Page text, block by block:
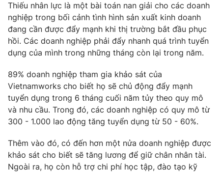
Thiếu nhân lực là một bài toán nan giải cho các doanh
nghiệp trong bối cảnh tình hình sản xuất kinh doanh
đang cần được đẩy mạnh khi thị trường bắt đầu phục
hồi. Các doanh nghiệp phải đẩy nhanh quá trình tuyển
dụng của mình trong những tháng còn lại trong năm.
89% doanh nghiệp tham gia khảo sát của
Vietnamworks cho biết họ sẽ chủ động đẩy mạnh
tuyển dụng trong 6 tháng cuối năm tủy theo quy mô
và nhu cầu. Trong đó, các doanh nghiệp có quy mô từ
300 - 1.000 lao động tăng tuyển dụng từ 50 - 60%.
Thêm vào đó, có đến hơn một nửa doanh nghiệp được
khảo sát cho biết sẽ tăng lương để giữ chân nhân tài.
Ngoài ra, họ còn hỗ trợ chi phí học tập, đào tạo kỹ